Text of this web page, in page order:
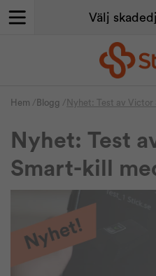
Hem / Blogg / Nyhet: Test av
Nyhet: Test
Smart-kill